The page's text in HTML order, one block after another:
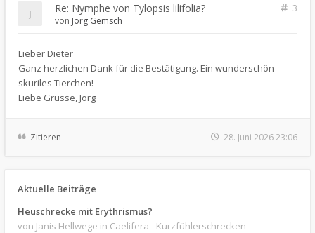
Re: Nymphe von Tylopsis lilifolia?
3
von Jörg Gemsch
Lieber Dieter
Ganz herzlichen Dank für die Bestätigung. Ein wunderschön
skuriles Tierchen!
Liebe Grüsse, Jörg
Zitieren 28. Juni 2026 23:06
Aktuelle Beiträge
Heuschrecke mit Erythrismus?
von Janis Hellwege in Caelifera - Kurzfühlerschrecken